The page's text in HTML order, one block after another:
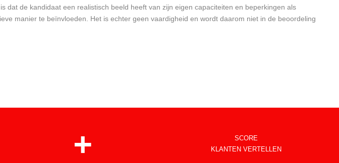
de kandidaat een realistisch beeld heeft van zijn eigen capaciteiten en beperkingen als
manier te beïnvloeden. Het is echter geen vaardigheid en wordt daarom niet in de beoordeling
+
SCORE
KLANTEN VERTELLEN